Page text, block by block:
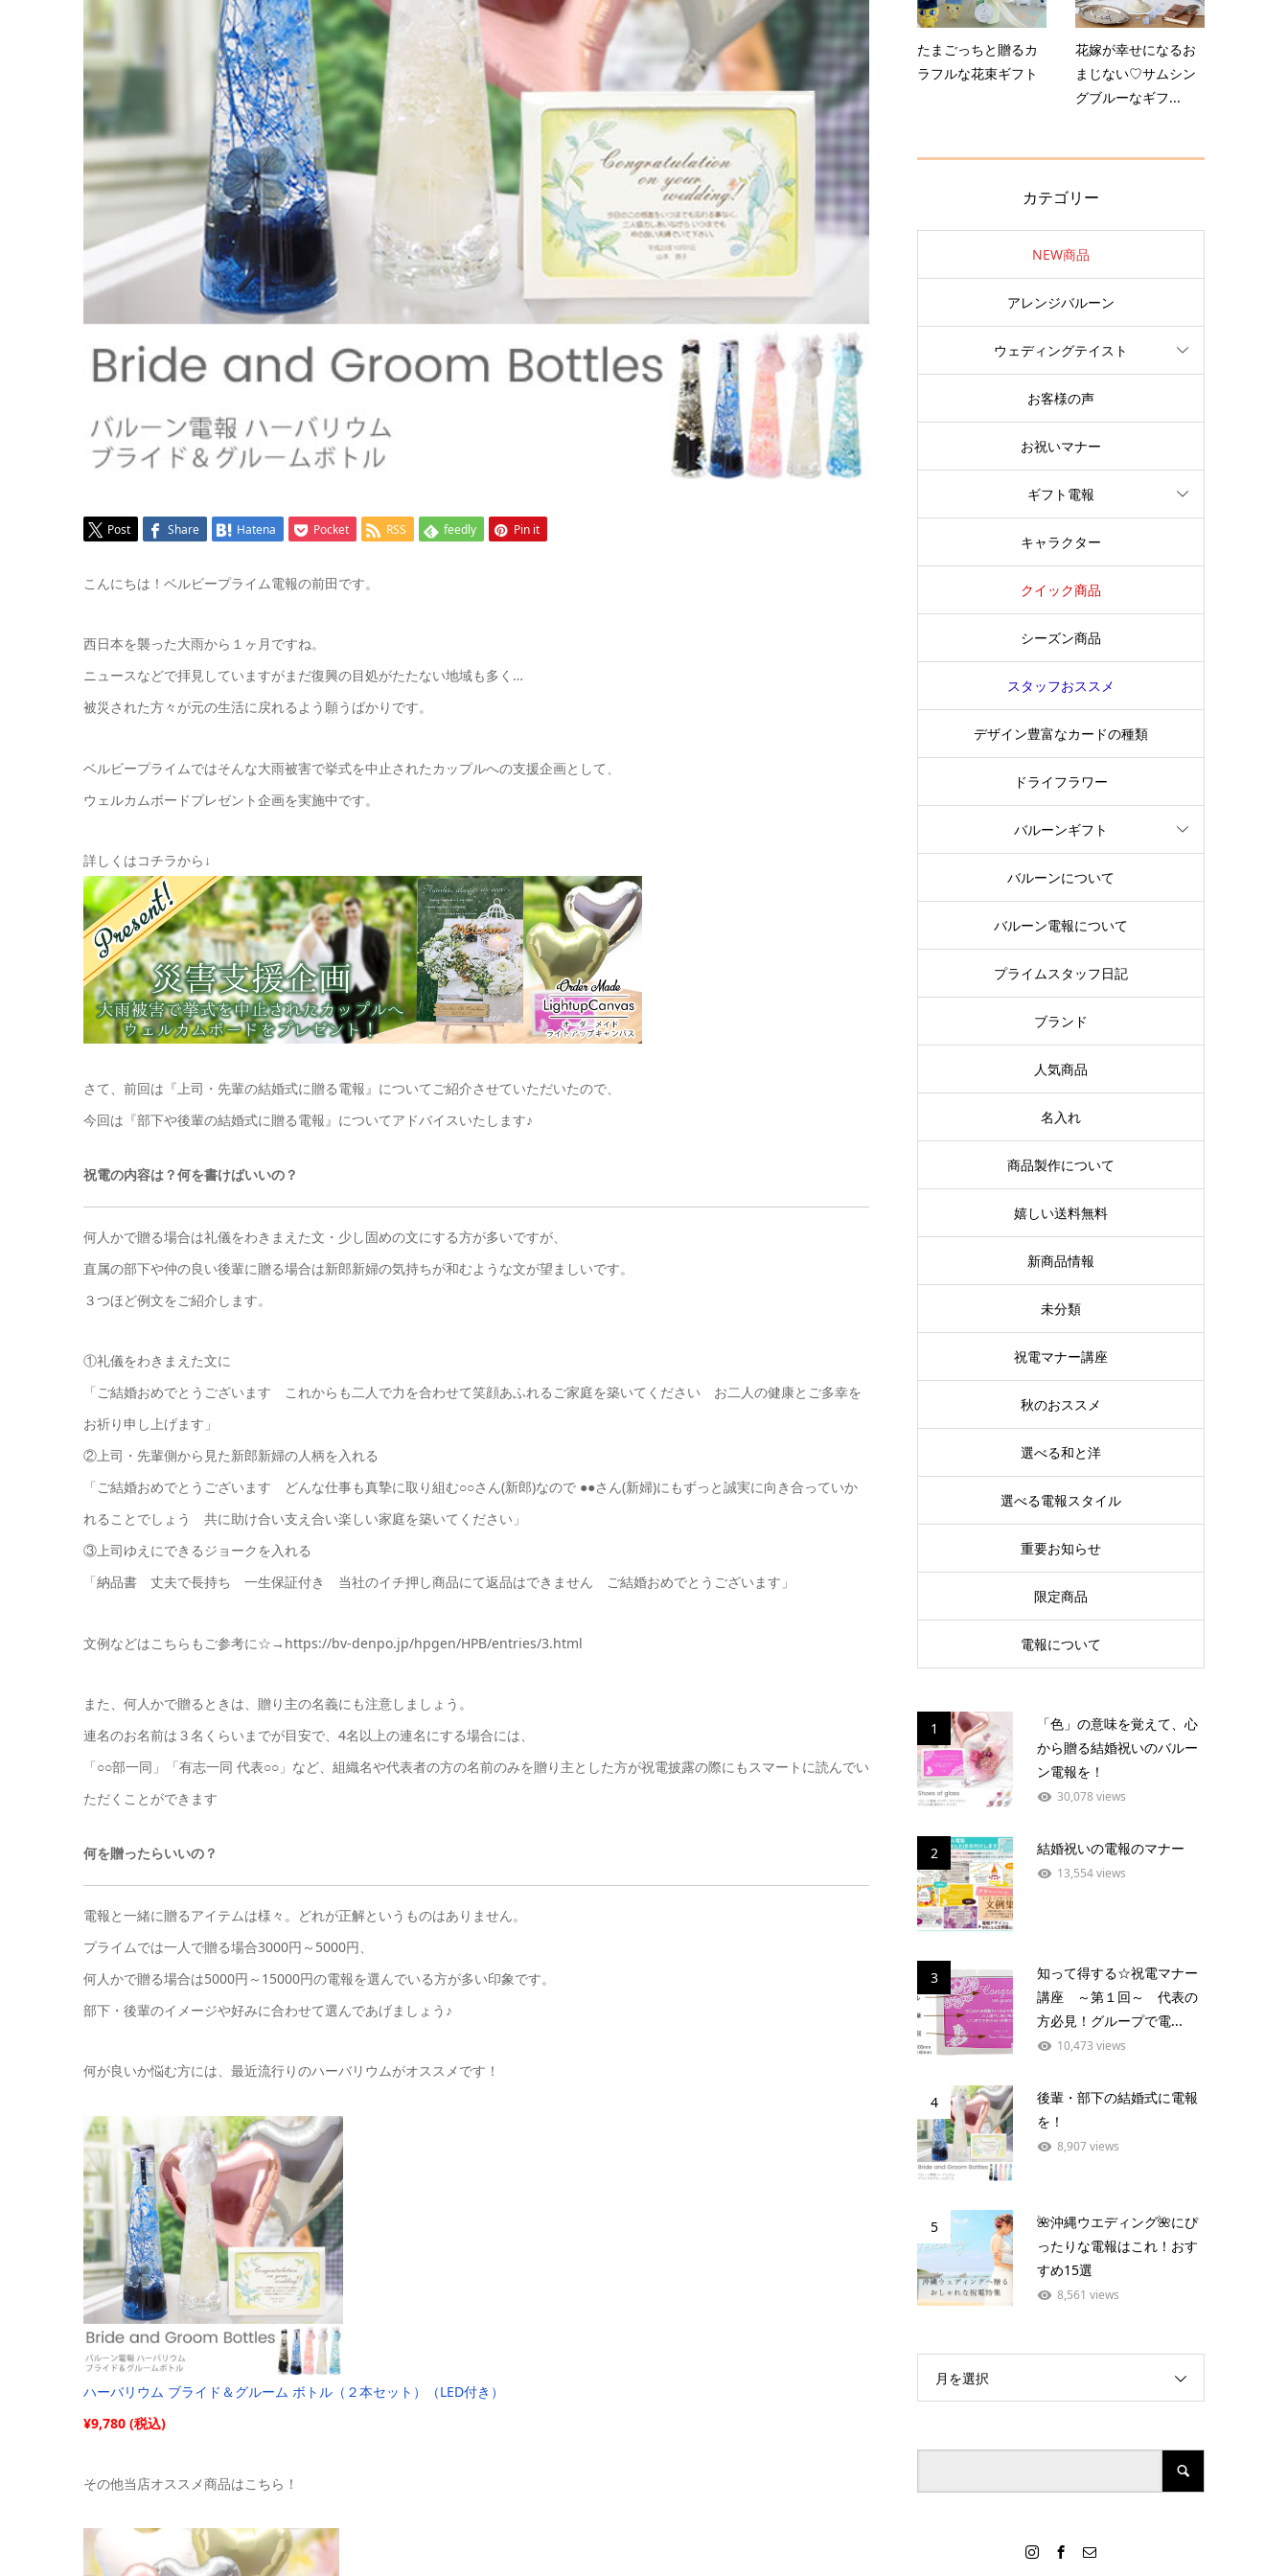
Post Share Hatena Pocket RSS feedly Pin it
こんにちは！ベルビープライム電報の前田です。
西日本を襲った大雨から１ヶ月ですね。
ニュースなどで拝見していますがまだ復興の目処がたたない地域も多く…
被災された方々が元の生活に戻れるよう願うばかりです。
ベルビープライムではそんな大雨被害で挙式を中止されたカップルへの支援企画として、
ウェルカムボードプレゼント企画を実施中です。
詳しくはコチラから↓
さて、前回は『上司・先輩の結婚式に贈る電報』についてご紹介させていただいたので、
今回は『部下や後輩の結婚式に贈る電報』についてアドバイスいたします♪
祝電の内容は？何を書けばいいの？
何人かで贈る場合は礼儀をわきまえた文・少し固めの文にする方が多いですが、
直属の部下や仲の良い後輩に贈る場合は新郎新婦の気持ちが和むような文が望ましいです。
３つほど例文をご紹介します。
①礼儀をわきまえた文に
「ご結婚おめでとうございます これからも二人で力を合わせて笑顔あふれるご家庭を築いてください お二人の健康とご多幸を
お祈り申し上げます」
②上司・先輩側から見た新郎新婦の人柄を入れる
「ご結婚おめでとうございます どんな仕事も真摯に取り組む○○さん(新郎)なので ●●さん(新婦)にもずっと誠実に向き合っていか
れることでしょう 共に助け合い支え合い楽しい家庭を築いてください」
③上司ゆえにできるジョークを入れる
「納品書 丈夫で長持ち 一生保証付き 当社のイチ押し商品にて返品はできません ご結婚おめでとうございます」
文例などはこちらもご参考に☆→https://bv-denpo.jp/hpgen/HPB/entries/3.html
また、何人かで贈るときは、贈り主の名義にも注意しましょう。
連名のお名前は３名くらいまでが目安で、4名以上の連名にする場合には、
「○○部一同」「有志一同 代表○○」など、組織名や代表者の方の名前のみを贈り主とした方が祝電披露の際にもスマートに読んでい
ただくことができます
何を贈ったらいいの？
電報と一緒に贈るアイテムは様々。どれが正解というものはありません。
プライムでは一人で贈る場合3000円～5000円、
何人かで贈る場合は5000円～15000円の電報を選んでいる方が多い印象です。
部下・後輩のイメージや好みに合わせて選んであげましょう♪
何が良いか悩む方には、最近流行りのハーバリウムがオススメです！
ハーバリウム ブライド＆グルーム ボトル（２本セット）（LED付き）
¥9,780 (税込)
その他当店オススメ商品はこちら！
たまごっちと贈るカ
ラフルな花束ギフト
花嫁が幸せになるお
まじない♡サムシン
グブルーなギフ...
カテゴリー
NEW商品
アレンジバルーン
ウェディングテイスト
お客様の声
お祝いマナー
ギフト電報
キャラクター
クイック商品
シーズン商品
スタッフおススメ
デザイン豊富なカードの種類
ドライフラワー
バルーンギフト
バルーンについて
バルーン電報について
プライムスタッフ日記
ブランド
人気商品
名入れ
商品製作について
嬉しい送料無料
新商品情報
未分類
祝電マナー講座
秋のおススメ
選べる和と洋
選べる電報スタイル
重要お知らせ
限定商品
電報について
1
「色」の意味を覚えて、心
から贈る結婚祝いのバルー
ン電報を！
30,078 views
2 結婚祝いの電報のマナー
13,554 views
3
知って得する☆祝電マナー
講座 ～第１回～ 代表の
方必見！グループで電...
10,473 views
4
後輩・部下の結婚式に電報
を！
8,907 views
5
🌺沖縄ウエディング🌺にぴ
ったりな電報はこれ！おす
すめ15選
8,561 views
月を選択